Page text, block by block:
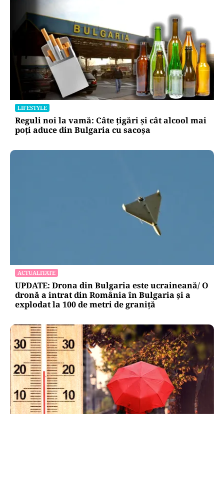
LIFESTYLE
Reguli noi la vamă: Câte țigări și cât alcool mai
poți aduce din Bulgaria cu sacoșa
ACTUALITATE
UPDATE: Drona din Bulgaria este ucraineană/ O
dronă a intrat din România în Bulgaria şi a
explodat la 100 de metri de graniţă